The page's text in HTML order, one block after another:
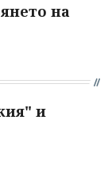
на
и